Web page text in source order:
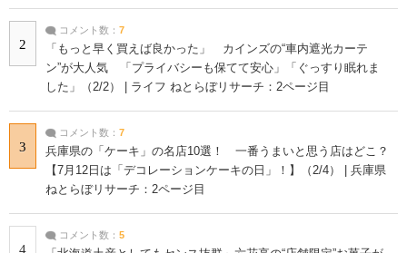
2
コメント数： 7
「もっと早く買えば良かった」 カインズの“車内遮光カーテ
ン”が大人気 「プライバシーも保てて安心」「ぐっすり眠れま
した」（2/2） | ライフ ねとらぼリサーチ：2ページ目
3
コメント数： 7
兵庫県の「ケーキ」の名店10選！ 一番うまいと思う店はどこ？
【7月12日は「デコレーションケーキの日」！】（2/4） | 兵庫県
ねとらぼリサーチ：2ページ目
4
コメント数： 5